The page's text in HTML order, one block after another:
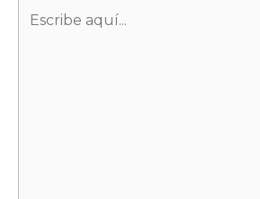
aquí...